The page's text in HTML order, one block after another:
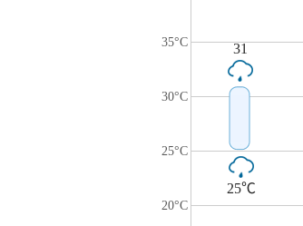
35°C
30°C
25°C
20°C
31
25℃